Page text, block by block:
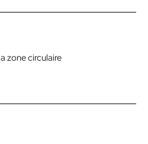
zone circulaire